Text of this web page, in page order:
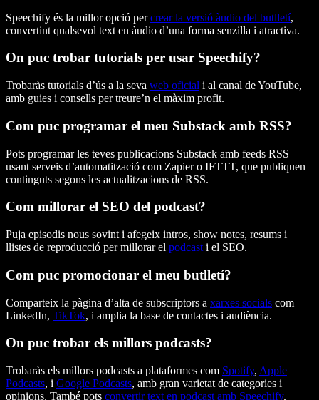
Speechify és la millor opció percrear la versió àudio del butlletí,
convertint qualsevol text en àudio d’una forma senzilla i atractiva.
On puc trobar tutorials per usar Speechify?
Trobaràs tutorials d’ús a la seva web oficial i al canal de YouTube,
amb guies i consells per treure’n el màxim profit.
Com puc programar el meu Substack amb RSS?
Pots programar les teves publicacions Substack amb feeds RSS
usant serveis d’automatització com Zapier o IFTTT, que publiquen
continguts segons les actualitzacions de RSS.
Com millorar el SEO del podcast?
Puja episodis nous sovint i afegeix intros, show notes, resums i
llistes de reproducció per millorar el podcast i el SEO.
Com puc promocionar el meu butlletí?
Comparteix la pàgina d’alta de subscriptors a xarxes socials com
LinkedIn, TikTok, i amplia la base de contactes i audiència.
On puc trobar els millors podcasts?
Trobaràs els millors podcasts a plataformes com Spotify, Apple
Podcasts, i Google Podcasts, amb gran varietat de categories i
opinions. També pots convertir text en podcast amb Speechify.